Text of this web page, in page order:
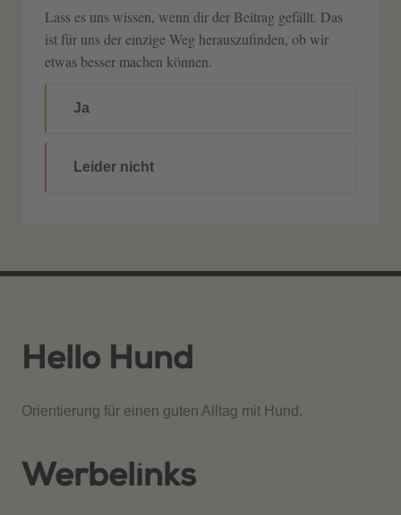
Lass es uns wissen, wenn dir der Beitrag gefällt. Das
ist für uns der einzige Weg herauszufinden, ob wir
etwas besser machen können.
Ja
Leider nicht
Hello Hund
Orientierung für einen guten Alltag mit Hund.
Werbelinks